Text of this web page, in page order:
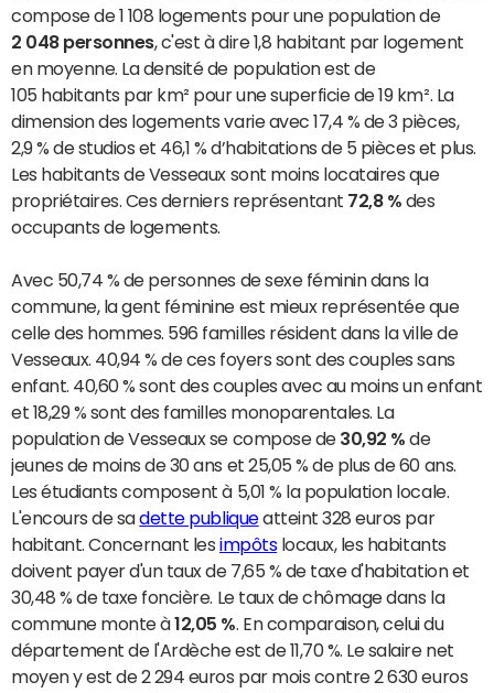
compose de 1 108 logements pour une population de
2 048 personnes, c'est à dire 1,8 habitant par logement
en moyenne. La densité de population est de
105 habitants par km² pour une superficie de 19 km². La
dimension des logements varie avec 17,4 % de 3 pièces,
2,9 % de studios et 46,1 % d’habitations de 5 pièces et plus.
Les habitants de Vesseaux sont moins locataires que
propriétaires. Ces derniers représentant 72,8 % des
occupants de logements.
Avec 50,74 % de personnes de sexe féminin dans la
commune, la gent féminine est mieux représentée que
celle des hommes. 596 familles résident dans la ville de
Vesseaux. 40,94 % de ces foyers sont des couples sans
enfant. 40,60 % sont des couples avec au moins un enfant
et 18,29 % sont des familles monoparentales. La
population de Vesseaux se compose de 30,92 % de
jeunes de moins de 30 ans et 25,05 % de plus de 60 ans.
Les étudiants composent à 5,01 % la population locale.
L'encours de sadette publiqueatteint 328 euros par
habitant. Concernant lesimpôtslocaux, les habitants
doivent payer d'un taux de 7,65 % de taxe d'habitation et
30,48 % de taxe foncière. Le taux de chômage dans la
commune monte à12,05 %. En comparaison, celui du
département de l'Ardèche est de 11,70 %. Le salaire net
moyen y est de 2 294 euros par mois contre 2 630 euros